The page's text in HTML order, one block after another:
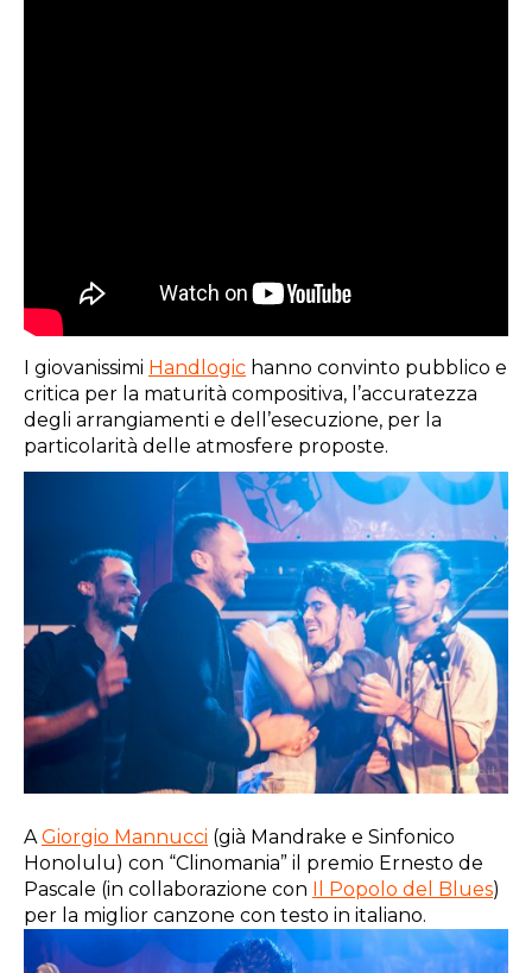
I giovanissimi Handlogic hanno convinto pubblico e
critica per la maturità compositiva, l’accuratezza
degli arrangiamenti e dell’esecuzione, per la
particolarità delle atmosfere proposte.
AGiorgio Mannucci (già Mandrake e Sinfonico
Honolulu) con “Clinomania” il premio Ernesto de
Pascale (in collaborazione con
Il Popolo del Blues)
per la miglior canzone con testo in italiano.